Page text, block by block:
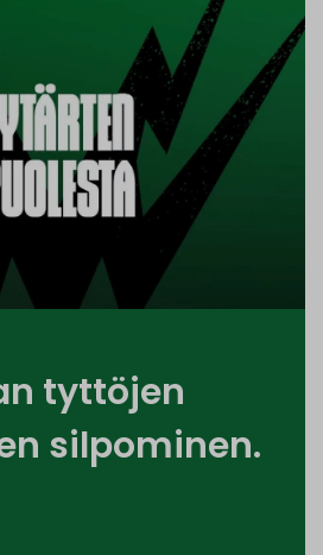
tyttöjen
silpominen.